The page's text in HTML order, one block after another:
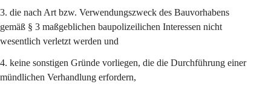
3. die nach Art bzw. Verwendungszweck des Bauvorhabens
gemäß § 3 maßgeblichen baupolizeilichen Interessen nicht
wesentlich verletzt werden und
4. keine sonstigen Gründe vorliegen, die die Durchführung einer
mündlichen Verhandlung erfordern,